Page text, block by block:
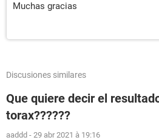
Muchas gracias
Discusiones similares
Que quiere decir el
torax??????
aaddd - 29 abr 2021 à 19:16